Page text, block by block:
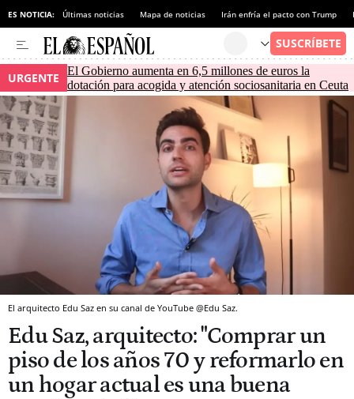
ES NOTICIA: Últimas noticias Mapa de noticias Irán enfría el pacto con Trump
URGENTE
El Gobierno aumenta en 6,5 millones de euros la
dotación para acogida y atención sociosanitaria en Ceuta
El arquitecto Edu Saz en su canal de YouTube @Edu Saz.
Edu Saz, arquitecto: "Comprar un
piso de los años 70 y reformarlo en
un hogar actual es una buena